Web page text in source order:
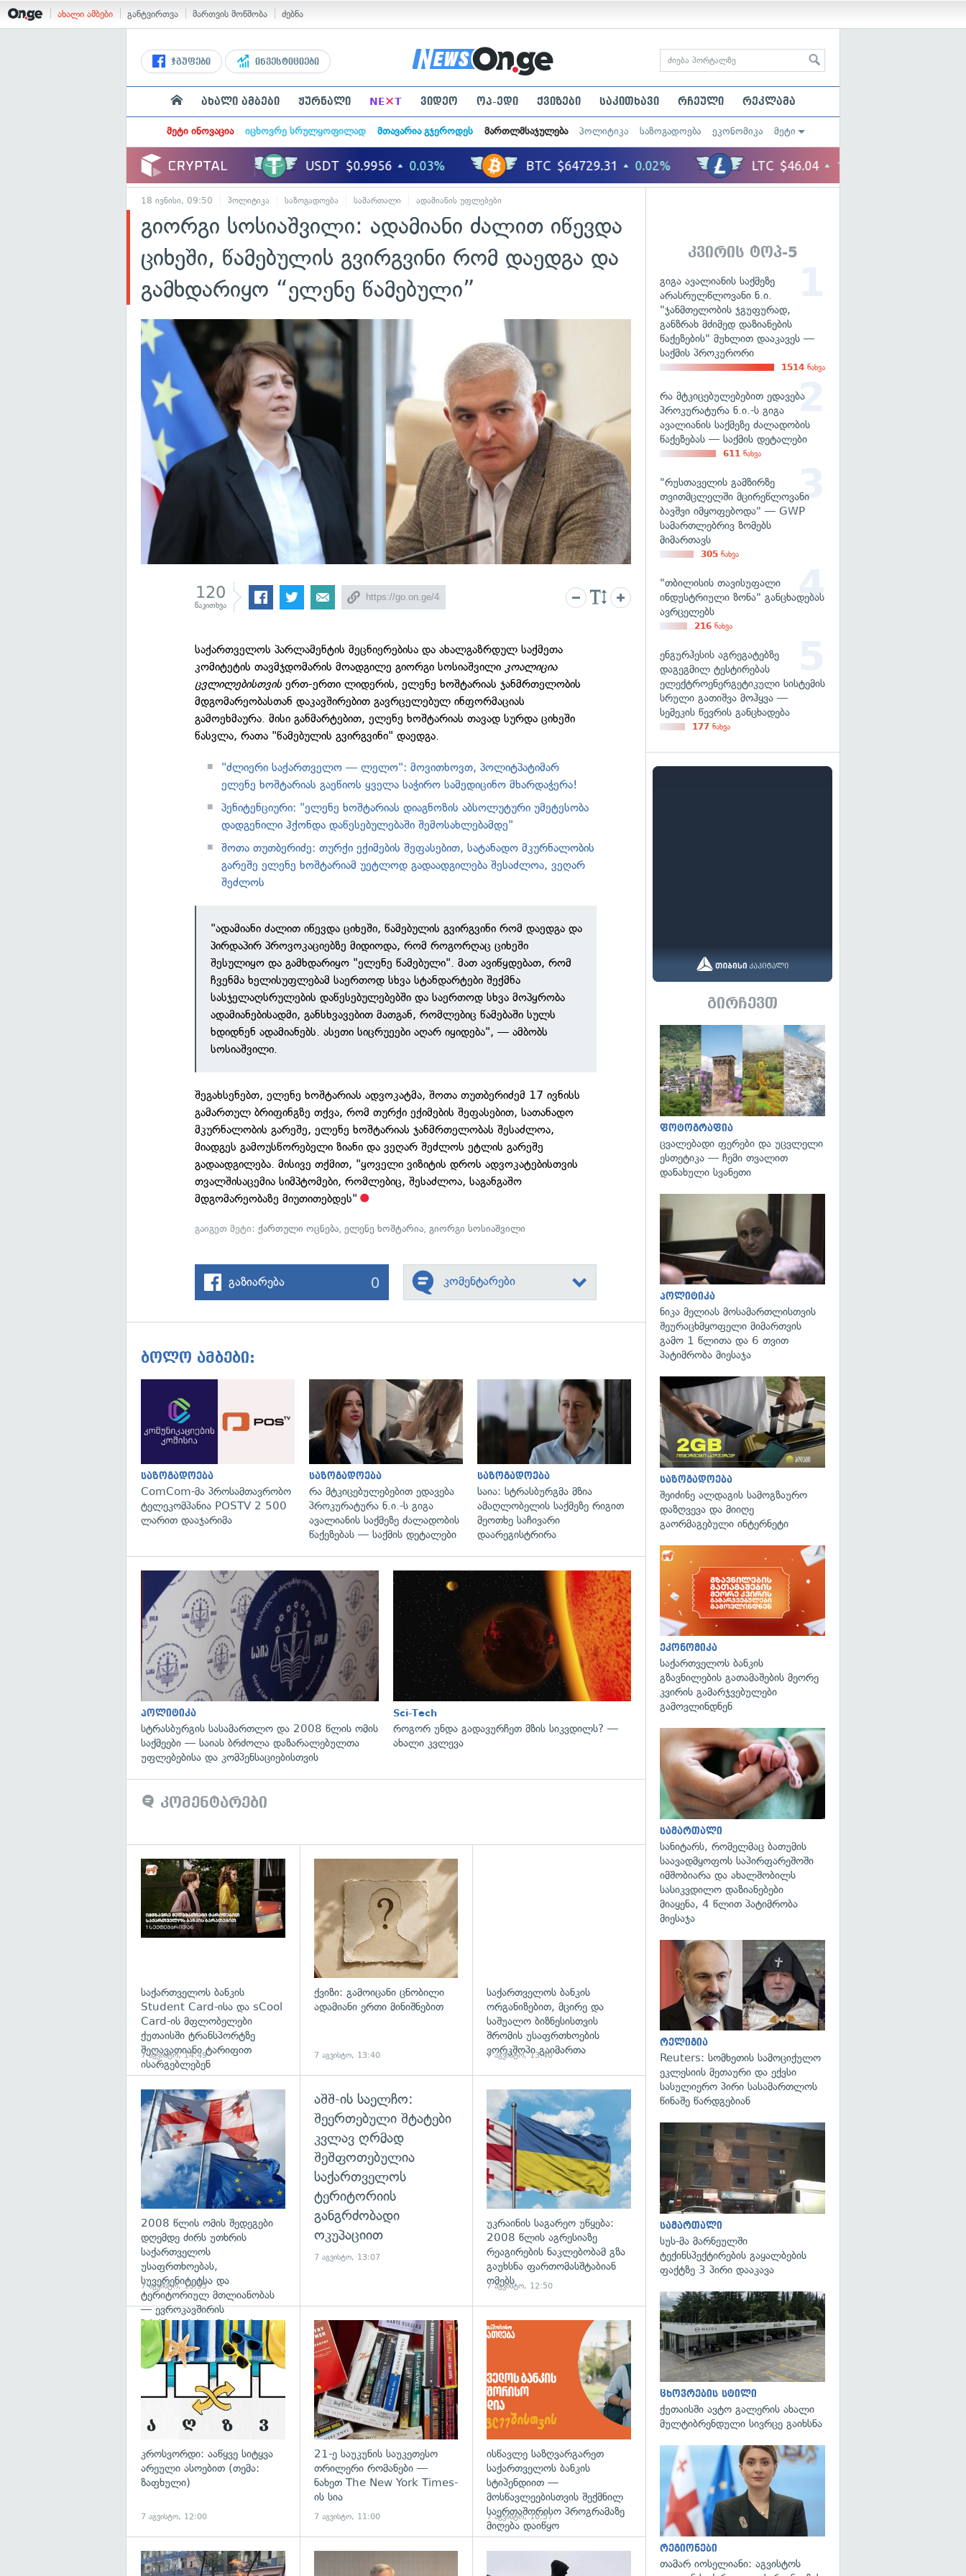
ახალი ამბები განტვირთვა მართვის მოწმობა ძებნა
ჯგუფები ინვესტიციები
ახალი ამბები ჟურნალი NE×T ვიდეო ოპ-ედი ქვიზები საკითხავი რჩეული რეკლამა
მეტი ინოვაცია იცხოვრე სრულყოფილად მთავარია გჯეროდეს მართლმსაჯულება პოლიტიკა საზოგადოება ეკონომიკა მეტი
18 ივნისი, 09:50 პოლიტიკა საზოგადოება სამართალი ადამიანის უფლებები
გიორგი სოსიაშვილი: ადამიანი ძალით იწევდა
ციხეში, წამებულის გვირგვინი რომ დაედგა და
გამხდარიყო “ელენე წამებული”
120
წაკითხვა
საქართველოს პარლამენტის მეცნიერებისა და ახალგაზრდულ საქმეთა
კომიტეტის თავმჯდომარის მოადგილე გიორგი სოსიაშვილიკოალიცია
ცვლილებისთვისერთ-ერთი ლიდერის, ელენე ხოშტარიას ჯანმრთელობის
მდგომარეობასთან დაკავშირებით გავრცელებულ ინფორმაციას
გამოეხმაურა. მისი განმარტებით, ელენე ხოშტარიას თავად სურდა ციხეში
წასვლა, რათა "წამებულის გვირგვინი" დაედგა.
"ძლიერი საქართველო — ლელო": მოვითხოვთ, პოლიტპატიმარ
ელენე ხოშტარიას გაეწიოს ყველა საჭირო სამედიცინო მხარდაჭერა!
პენიტენციური: "ელენე ხოშტარიას დიაგნოზის აბსოლუტური უმეტესობა
დადგენილი ჰქონდა დაწესებულებაში შემოსახლებამდე"
შოთა თუთბერიძე: თურქი ექიმების შეფასებით, სატანადო მკურნალობის
გარეშე ელენე ხოშტარიამ უეტლოდ გადაადგილება შესაძლოა, ვეღარ
შეძლოს
"ადამიანი ძალით იწევდა ციხეში, წამებულის გვირგვინი რომ დაედგა და
პირდაპირ პროვოკაციებზე მიდიოდა, რომ როგორღაც ციხეში
შესულიყო და გამხდარიყო "ელენე წამებული". მათ ავიწყდებათ, რომ
ჩვენმა ხელისუფლებამ საერთოდ სხვა სტანდარტები შექმნა
სასჯელაღსრულების დაწესებულებებში და საერთოდ სხვა მოპყრობა
ადამიანებისადმი, განსხვავებით მათგან, რომლებიც წამებაში სულს
ხდიდნენ ადამიანებს. ასეთი სიცრუეები აღარ იყიდება", — ამბობს
სოსიაშვილი.
შეგახსენებთ, ელენე ხოშტარიას ადვოკატმა, შოთა თუთბერიძემ 17 ივნისს
გამართულ ბრიფინგზე თქვა, რომ თურქი ექიმების შეფასებით, სათანადო
მკურნალობის გარეშე, ელენე ხოშტარიას ჯანმრთელობას შესაძლოა,
მიადგეს გამოუსწორებელი ზიანი და ვეღარ შეძლოს ეტლის გარეშე
გადაადგილება. მისივე თქმით, "ყოველი ვიზიტის დროს ადვოკატებისთვის
თვალშისაცემია სიმპტომები, რომლებიც, შესაძლოა, საგანგაშო
მდგომარეობაზე მიუთითებდეს"
გაიგეთ მეტი:ქართული ოცნება,ელენე ხოშტარია,გიორგი სოსიაშვილი
გაზიარება 0 კომენტარები
ბოლო ამბები:
გადახედვა
საზოგადოება
ComCom-მა პროსამთავრობო
ტელეკომპანია POSTV 2 500
ლარით დააჯარიმა
გადახედვა
საზოგადოება
რა მტკიცებულებებით ედავება
პროკურატურა ნ.ი.-ს გიგა
ავალიანის საქმეზე ძალადობის
წაქეზებას — საქმის დეტალები
გადახედვა
საზოგადოება
საია: სტრასბურგმა მზია
ამაღლობელის საქმეზე რიგით
მეოთხე საჩივარი
დაარეგისტრირა
გადახედვა
პოლიტიკა
სტრასბურგის სასამართლო და 2008 წლის ომის
საქმეები — საიას ბრძოლა დაზარალებულთა
უფლებებისა და კომპენსაციებისთვის
გადახედვა
Sci-Tech
როგორ უნდა გადავურჩეთ მზის სიკვდილს? —
ახალი კვლევა
კომენტარები
საქართველოს ბანკის
Student Card-ისა და sCool
Card-ის მფლობელები
ქუთაისში ტრანსპორტზე
შეღავათიანი ტარიფით
ისარგებლებენ
7 აგვისტო, 14:49
ქვიზი: გამოიცანი ცნობილი
ადამიანი ერთი მინიშნებით
7 აგვისტო, 13:40
საქართველოს ბანკის
ორგანიზებით, მცირე და
საშუალო ბიზნესისთვის
შრომის უსაფრთხოების
ვორკშოპი გაიმართა
7 აგვისტო, 13:40
გადახედვა
2008 წლის ომის შედეგები
დღემდე ძირს უთხრის
საქართველოს
უსაფრთხოებას,
სუვერენიტეტსა და
ტერიტორიულ მთლიანობას
— ევროკავშირის
პრესპიკერის განცხადება
7 აგვისტო, 13:35
აშშ-ის საელჩო:
შეერთებული შტატები
კვლავ ღრმად
შეშფოთებულია
საქართველოს
ტერიტორიის
განგრძობადი
ოკუპაციით
7 აგვისტო, 13:07
გადახედვა
უკრაინის საგარეო უწყება:
2008 წლის აგრესიაზე
რეაგირების ნაკლებობამ გზა
გაუხსნა ფართომასშტაბიან
ომებს
7 აგვისტო, 12:50
გადახედვა
კროსვორდი: ააწყვე სიტყვა
არეული ასოებით (თემა:
ზაფხული)
7 აგვისტო, 12:00
გადახედვა
21-ე საუკუნის საუკეთესო
თრილერი რომანები —
ნახეთ The New York Times-
ის სია
7 აგვისტო, 11:00
ისწავლე საზღვარგარეთ
საქართველოს ბანკის
სტიპენდიით —
მოსწავლეებისთვის შექმნილ
საერთაშორისო პროგრამაზე
მიღება დაიწყო
7 აგვისტო, 10:57
გადახედვა
კვირის ტოპ-5
გიგა ავალიანის საქმეზე
არასრულწლოვანი ნ.ი.
"ჯანმთელობის ჯგუფურად,
განზრახ მძიმედ დაზიანების
წაქეზების" მუხლით დააკავეს —
საქმის პროკურორი
1514 ნახვა
რა მტკიცებულებებით ედავება
პროკურატურა ნ.ი.-ს გიგა
ავალიანის საქმეზე ძალადობის
წაქეზებას — საქმის დეტალები
611 ნახვა
"რუსთაველის გამზირზე
თვითმცლელში მცირეწლოვანი
ბავშვი იმყოფებოდა" — GWP
სამართლებრივ ზომებს
მიმართავს
305 ნახვა
"თბილისის თავისუფალი
ინდუსტრიული ზონა" განცხადებას
ავრცელებს
216 ნახვა
ენგურჰესის აგრეგატებზე
დაგეგმილ ტესტირებას
ელექტროენერგეტიკული სისტემის
სრული გათიშვა მოჰყვა —
სემეკის წევრის განცხადება
177 ნახვა
გირჩევთ
ფოტოგრაფია
ცვალებადი ფერები და უცვლელი
ესთეტიკა — ჩემი თვალით
დანახული სვანეთი
პოლიტიკა
ნიკა მელიას მოსამართლისთვის
შეურაცხმყოფელი მიმართვის
გამო 1 წლითა და 6 თვით
პატიმრობა მიესაჯა
საზოგადოება
შეიძინე ალდაგის სამოგზაურო
დაზღვევა და მიიღე
გაორმაგებული ინტერნეტი
ეკონომიკა
საქართველოს ბანკის
გზავნილების გათამაშების მეორე
კვირის გამარჯვებულები
გამოვლინდნენ
სამართალი
სანიტარს, რომელმაც ბათუმის
საავადმყოფოს საპირფარეშოში
იმშობიარა და ახალშობილს
სასიკვდილო დაზიანებები
მიაყენა, 4 წლით პატიმრობა
მიესაჯა
რელიგია
Reuters: სომხეთის სამოციქულო
ეკლესიის მეთაური და ექვსი
სასულიერო პირი სასამართლოს
წინაშე წარდგებიან
სამართალი
სუს-მა მარნეულში
ტექინსპექტირების გაყალბების
ფაქტზე 3 პირი დააკავა
ცხოვრების სტილი
ქუთაისში ავტო გალერის ახალი
მულტიბრენდული სივრცე გაიხსნა
რეგიონები
თამარ იოსელიანი: აგვისტოს